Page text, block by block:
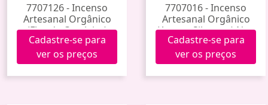
7707126 - Incenso
Artesanal Orgânico
(Flor de Cerejeira)
Noa
Cadastre-se para
ver os preços
7707016 - Incenso
Artesanal Orgânico
(Amora Silvestre) Noa
Cadastre-se para
ver os preços